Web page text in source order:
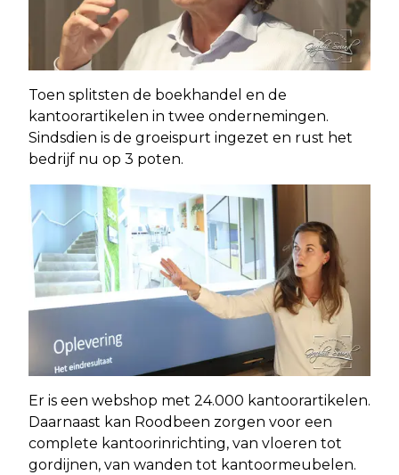
Toen splitsten de boekhandel en de
kantoorartikelen in twee ondernemingen.
Sindsdien is de groeispurt ingezet en rust het
bedrijf nu op 3 poten.
Er is een webshop met 24.000 kantoorartikelen.
Daarnaast kan Roodbeen zorgen voor een
complete kantoorinrichting, van vloeren tot
gordijnen, van wanden tot kantoormeubelen.